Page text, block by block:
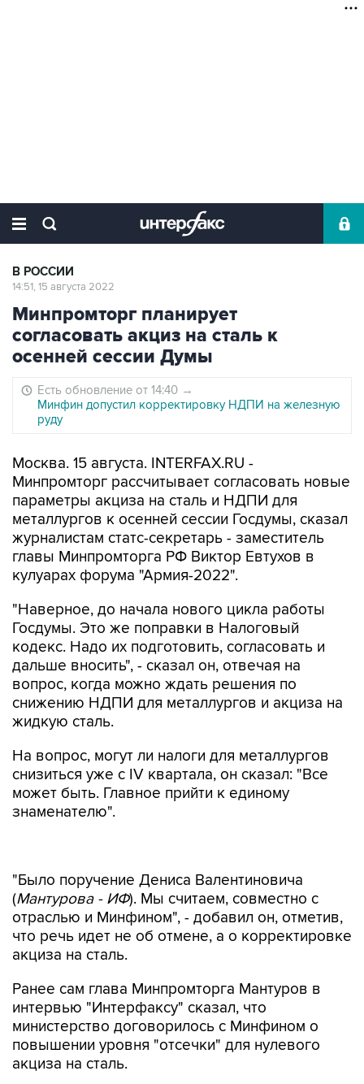
В РОССИИ
14:51, 15 августа 2022
Минпромторг планирует
согласовать акциз на сталь к
осенней сессии Думы
Есть обновление от 14:40 →
Минфин допустил корректировку НДПИ на железную
руду
Москва. 15 августа. INTERFAX.RU -
Минпромторг рассчитывает согласовать новые
параметры акциза на сталь и НДПИ для
металлургов к осенней сессии Госдумы, сказал
журналистам статс-секретарь - заместитель
главы Минпромторга РФ Виктор Евтухов в
кулуарах форума "Армия-2022".
"Наверное, до начала нового цикла работы
Госдумы. Это же поправки в Налоговый
кодекс. Надо их подготовить, согласовать и
дальше вносить", - сказал он, отвечая на
вопрос, когда можно ждать решения по
снижению НДПИ для металлургов и акциза на
жидкую сталь.
На вопрос, могут ли налоги для металлургов
снизиться уже с IV квартала, он сказал: "Все
может быть. Главное прийти к единому
знаменателю".
отраслью и Минфином", - добавил он, отметив,
что речь идет не об отмене, а о корректировке
акциза на сталь.
Ранее сам глава Минпромторга Мантуров в
министерство договорилось с Минфином о
повышении уровня "отсечки" для нулевого
акциза на сталь.
"Есть вопросы, связанные с корректировкой